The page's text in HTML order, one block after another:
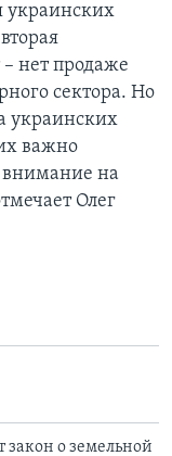
украинских
нет продаже
сектора. Но
украинских
важно
на
Олег
о земельной